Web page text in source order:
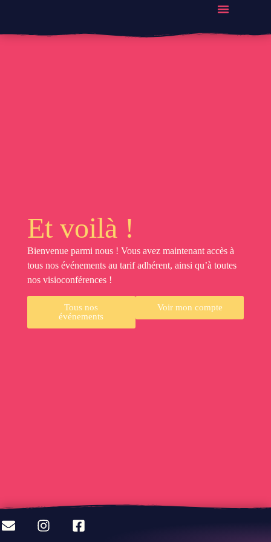
Et voilà !
Bienvenue parmi nous ! Vous avez maintenant accès à
tous nos événements au tarif adhérent, ainsi qu’à toutes
nos visioconférences !
Tous nos
événements
Voir mon compte